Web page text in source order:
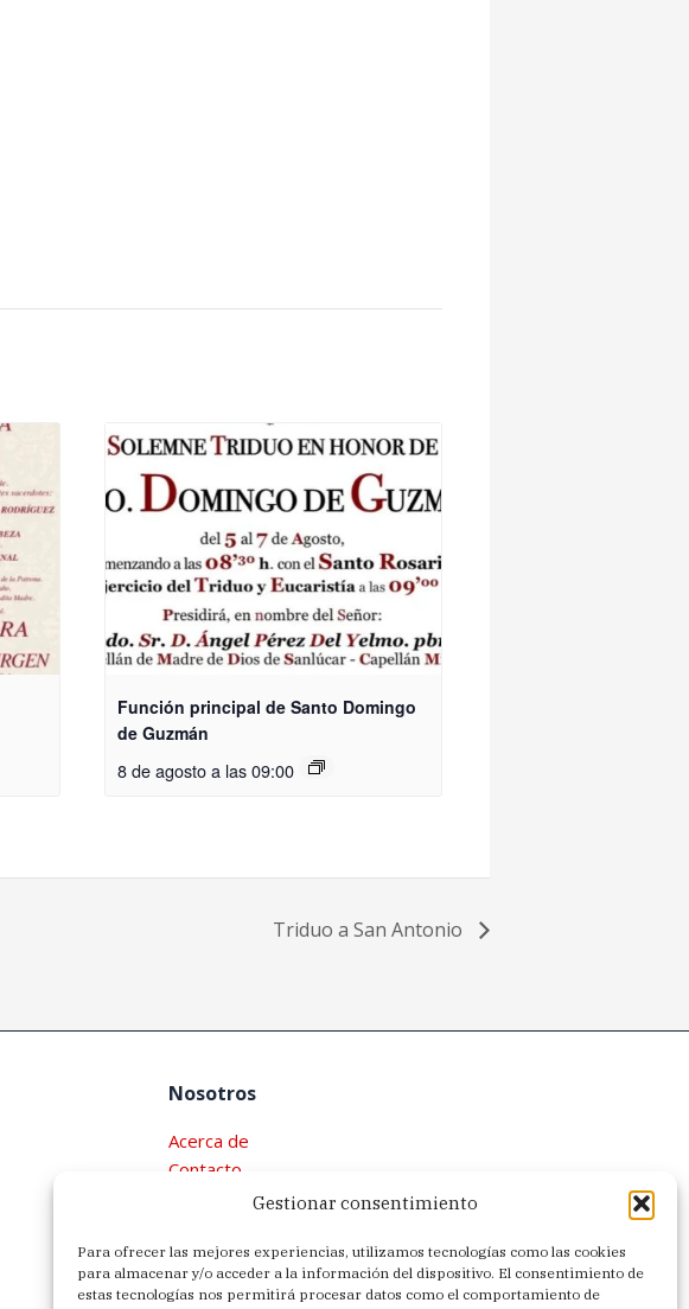
Gestionar consentimiento
Para ofrecer las mejores experiencias, utilizamos tecnologías como las cookies
para almacenar y/o acceder a la información del dispositivo. El consentimiento de
estas tecnologías nos permitirá procesar datos como el comportamiento de
Función principal de Santo Domingo
de Guzmán
8 de agosto a las 09:00
Triduo a San Antonio
Nosotros
Acerca de
Contacto
Política de privacidad
Política de cookies (UE)